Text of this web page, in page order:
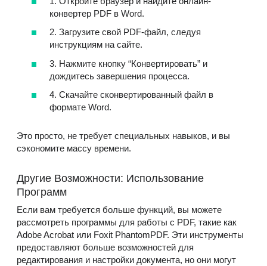
конвертер PDF в Word.
2. Загрузите свой PDF-файл, следуя
инструкциям на сайте.
3. Нажмите кнопку “Конвертировать” и
дождитесь завершения процесса.
4. Скачайте сконвертированный файл в
формате Word.
Это просто, не требует специальных навыков, и вы
сэкономите массу времени.
Другие Возможности: Использование
Программ
Если вам требуется больше функций, вы можете
рассмотреть программы для работы с PDF, такие как
Adobe Acrobat или Foxit PhantomPDF. Эти инструменты
предоставляют больше возможностей для
редактирования и настройки документа, но они могут